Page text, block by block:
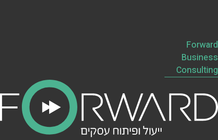
Forward
Business
Consulting